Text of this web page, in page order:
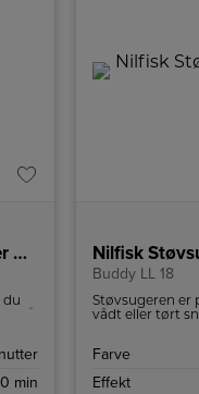
Nilfisk Ledningsfri støvsuger S1 Allergy
du
på
min
Nilfisk
Buddy LL 18
Støvsugeren er
vådt eller tørt
Farve
Effekt